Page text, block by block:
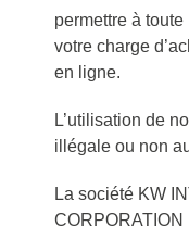
permettre à toute
votre charge
en ligne.
L’utilisation de
illégale ou non
La société KW
CORPORATION